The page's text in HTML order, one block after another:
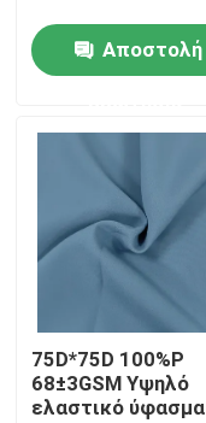
Αρχική Σελίδα
Σχετικά με εμάς
Αποστολή
75D*75D 100%P
68±3GSM Υψηλό
ελαστικό ύφασμα